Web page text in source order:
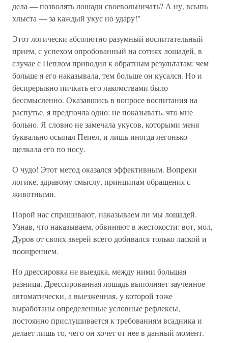
дела — позволять лошади своевольничать? А ну, всыпь
хлыста — за каждый укус но удару!"
Этот логически абсолютно разумный воспитательный
прием, с успехом опробованный на сотнях лошадей, в
случае с Пеплом приводил к обратным результатам: чем
больше я его наказывала, тем больше он кусался. Но и
беспрерывно пичкать его лакомствами было
бессмысленно. Оказавшись в вопросе воспитания на
распутье, я предпочла одно: не показывать, что мне
больно. Я словно не замечала укусов, которыми меня
буквально осыпал Пепел, и лишь иногда легонько
щелкала его по носу.
О чудо! Этот метод оказался эффективным. Вопреки
логике, здравому смыслу, принципам обращения с
животными.
Порой нас спрашивают, наказываем ли мы лошадей.
Узнав, что наказываем, обвиняют в жестокости: вот, мол,
Дуров от своих зверей всего добивался только лаской и
поощрением.
Но дрессировка не выездка, между ними большая
разница. Дрессированная лошадь выполняет заученное
автоматически, а выезженная, у которой тоже
выработаны определенные условные рефлексы,
постоянно прислушивается к требованиям всадника и
делает лишь то, чего он хочет от нее в данный момент.